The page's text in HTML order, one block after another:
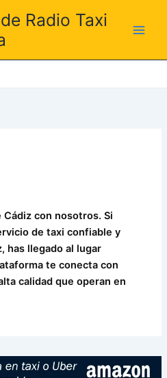
Radio Taxi
con nosotros. Si
de taxi confiable y
has llegado al lugar
te conecta con
calidad que operan en